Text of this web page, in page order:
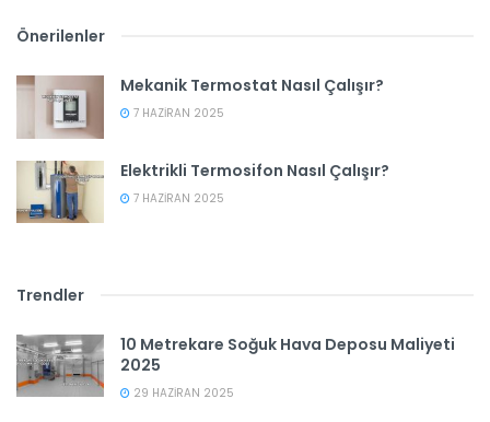
Önerilenler
Mekanik Termostat Nasıl Çalışır?
7 HAZIRAN 2025
Elektrikli Termosifon Nasıl Çalışır?
7 HAZIRAN 2025
Trendler
10 Metrekare Soğuk Hava Deposu Maliyeti
2025
29 HAZIRAN 2025